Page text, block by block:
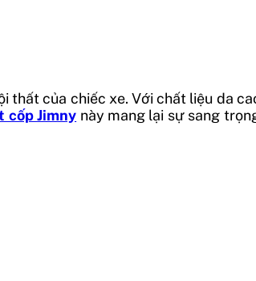
thất của chiếc xe. Với chất liệu da
cốp Jimny này mang lại sự sang